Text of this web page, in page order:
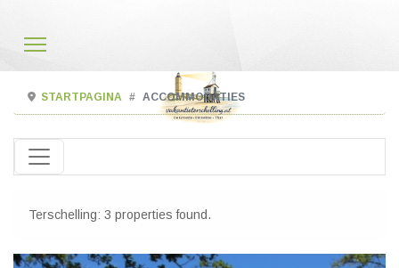
STARTPAGINA ACCOMMODATIES
Terschelling: 3 properties found.